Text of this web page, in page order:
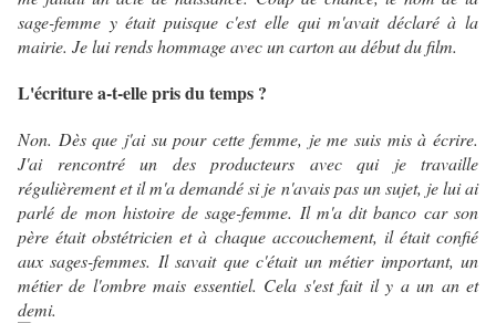
sage-femme y était puisque c'est elle qui m'avait déclaré à la
mairie. Je lui rends hommage avec un carton au début du film.
L'écriture a-t-elle pris du temps ?
Non. Dès que j'ai su pour cette femme, je me suis mis à écrire.
J'ai rencontré un des producteurs avec qui je travaille
régulièrement et il m'a demandé si je n'avais pas un sujet, je lui ai
parlé de mon histoire de sage-femme. Il m'a dit banco car son
père était obstétricien et à chaque accouchement, il était confié
aux sages-femmes. Il savait que c'était un métier important, un
métier de l'ombre mais essentiel. Cela s'est fait il y a un an et
demi.